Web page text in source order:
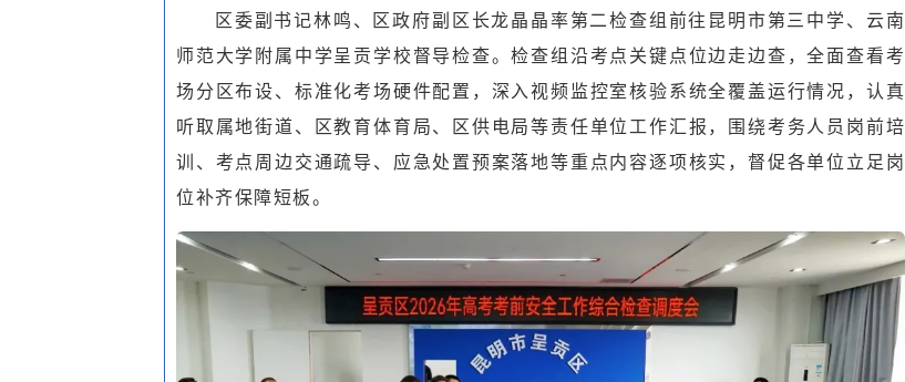
区委副书记林鸣、区政府副区长龙晶晶率第二检查组前往昆明市第三中学、云南
师范大学附属中学呈贡学校督导检查。检查组沿考点关键点位边走边查，全面查看考
场分区布设、标准化考场硬件配置，深入视频监控室核验系统全覆盖运行情况，认真
听取属地街道、区教育体育局、区供电局等责任单位工作汇报，围绕考务人员岗前培
训、考点周边交通疏导、应急处置预案落地等重点内容逐项核实，督促各单位立足岗
位补齐保障短板。